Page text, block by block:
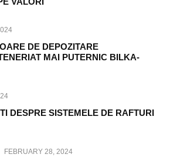
DE DEPOZITARE
MAI PUTERNIC BILKA-
DESPRE SISTEMELE DE RAFTURI
FEBRUARY 28, 2024